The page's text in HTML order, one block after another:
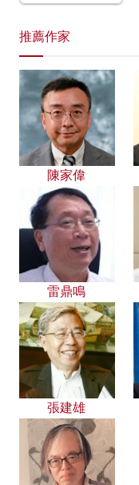
推薦作家
陳家偉
雷鼎鳴
張建雄